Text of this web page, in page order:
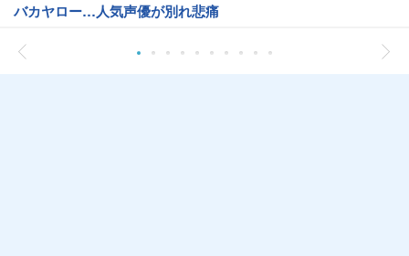
バカヤロー…人気声優が別れ悲痛